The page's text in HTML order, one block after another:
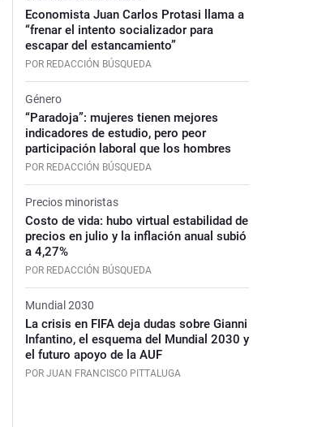
Economista Juan Carlos Protasi llama a
“frenar el intento socializador para
escapar del estancamiento”
POR REDACCIÓN BÚSQUEDA
Género
“Paradoja”: mujeres tienen mejores
indicadores de estudio, pero peor
participación laboral que los hombres
POR REDACCIÓN BÚSQUEDA
Precios minoristas
Costo de vida: hubo virtual estabilidad de
precios en julio y la inflación anual subió
a 4,27%
POR REDACCIÓN BÚSQUEDA
Mundial 2030
La crisis en FIFA deja dudas sobre Gianni
Infantino, el esquema del Mundial 2030 y
el futuro apoyo de la AUF
POR JUAN FRANCISCO PITTALUGA